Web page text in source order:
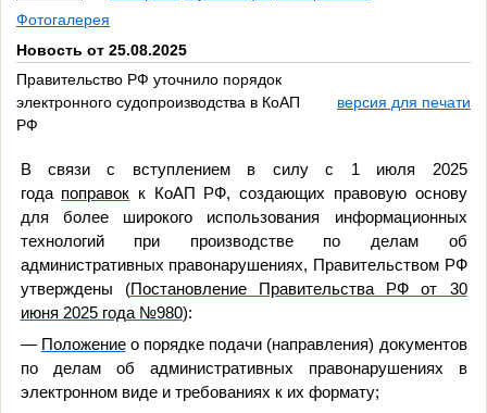
Фотогалерея
Новость от 25.08.2025
Правительство РФ уточнило порядок
электронного судопроизводства в КоАП
РФ
версия для печати
В связи с вступлением в силу с 1 июля 2025
года поправок к КоАП РФ, создающих правовую основу
для более широкого использования информационных
технологий при производстве по делам об
административных правонарушениях, Правительством РФ
утверждены (Постановление Правительства РФ от 30
июня 2025 года №980):
— Положениео порядке подачи (направления) документов
по делам об административных правонарушениях в
электронном виде и требованиях к их формату;